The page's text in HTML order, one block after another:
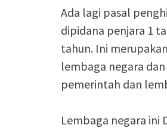
Ada lagi pasal
dipidana penjara 1
tahun. Ini
lembaga negara
pemerintah dan
Lembaga negara ini